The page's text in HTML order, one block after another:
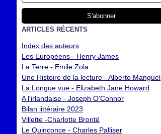
ARTICLES RÉCENTS
Index des auteurs
Les Européens - Henry James
La Terre - Emile Zola
Une Histoire de la lecture - Alberto Manguel
La Longue vue - Elizabeth Jane Howard
A l'irlandaise - Joseph O'Connor
Bilan littéraire 2023
Villette -Charlotte Brontë
Le Quinconce - Charles Palliser